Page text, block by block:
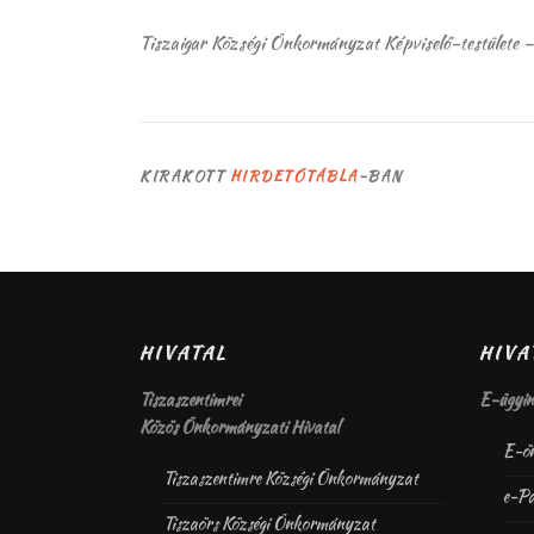
Tiszaigar Községi Önkormányzat Képviselő-
KIRAKOTT HIRDETŐTÁBLA-BAN
HIVATAL
Tiszaszentimrei
Közös Önkormányzati Hivatal
Tiszaszentimre Községi Önkormányzat
Tiszaörs Községi Önkormányzat
E-
E-
e-